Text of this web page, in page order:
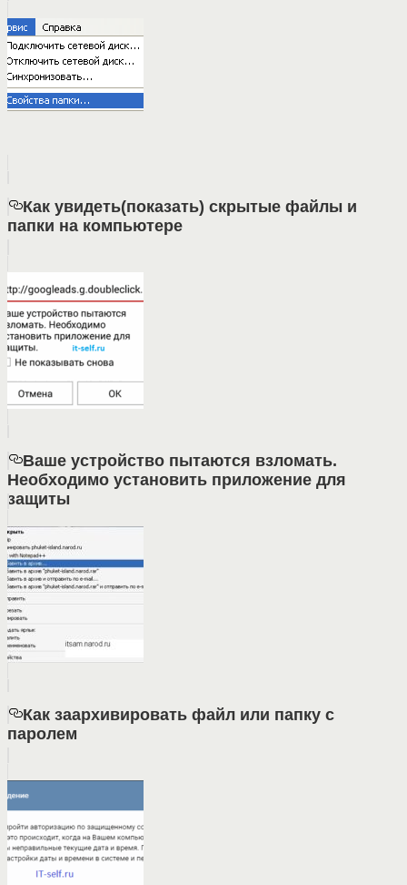
Как увидеть(показать) скрытые файлы и
папки на компьютере
Ваше устройство пытаются взломать.
Необходимо установить приложение для
защиты
Как заархивировать файл или папку с
паролем